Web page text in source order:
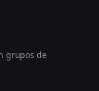
grupos de